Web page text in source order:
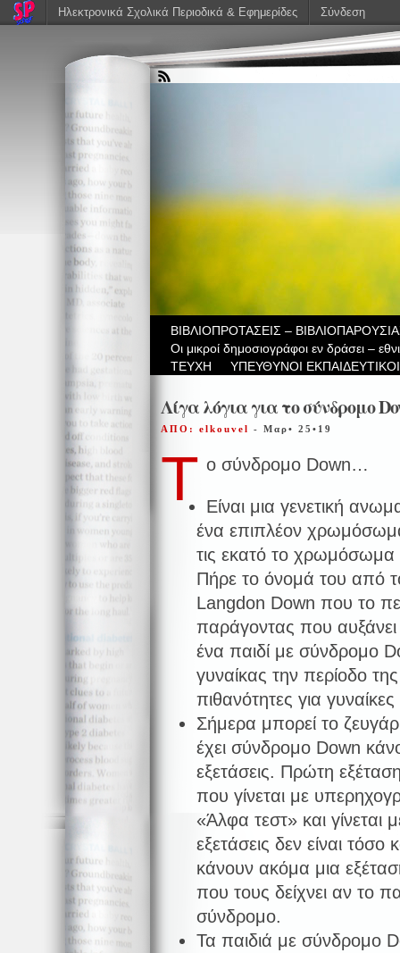
ΒIBΛΙΟΠΡΟΤΑΣΕΙΣ –
Οι μικροί δημοσιογράφοι εν δράσει –
ΤΕΥΧΗ
ΥΠΕΥΘΥΝΟΙ
Λίγα λόγια για το σύνδρομο
ΑΠΟ: elkouvel - Μαρ• 25•19
Τ ο σύνδρομο Down…
Είναι μια γενετική
ένα επιπλέον
τις εκατό το
Πήρε το όνομά του από
Langdon Down που το
παράγοντας που αυξάνει
ένα παιδί με σύνδρομο
γυναίκας την περίοδο
πιθανότητες για
Σήμερα μπορεί το
έχει σύνδρομο Down
εξετάσεις. Πρώτη
που γίνεται με
«Άλφα τεστ» και γίνεται
εξετάσεις δεν είναι
κάνουν ακόμα μια
που τους δείχνει αν το
σύνδρομο.
Τα παιδιά με σύνδρομο
Ηλεκτρονικά Σχολικά Περιοδικά & Εφημερίδες Σύνδεση